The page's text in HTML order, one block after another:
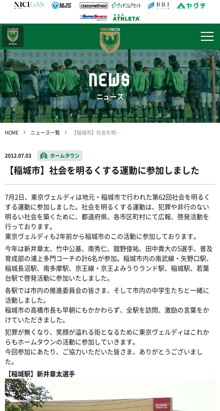
NEWS
ニュース
HOME ニュース一覧 【稲城市】社会を明るくする運動に参加しました
2012.07.03 ホームタウン
【稲城市】社会を明るくする運動に参加しました
7月2日、東京ヴェルディは地元・稲城市で行われた第62回社会を明るく
する運動に参加しました。社会を明るくする運動は、犯罪や非行のない
明るい社会を築くために、都道府県、各市区町村にて広報、啓発活動を
行っております。
東京ヴェルディも2年前から稲城市のこの活動に参加しております。
今年は新井章太、竹中公基、南秀仁、舘野俊祐、田中貴大の5選手、普及
育成部の浦上多門コーチの計6名が参加。稲城市内の南武線・矢野口駅、
稲城長沼駅、南多摩駅、京王線・京王よみうりランド駅、稲城駅、若葉
台駅で啓発活動に参加いたしました。
各駅では市内の推進委員会の皆さま、そして市内の中学生たちと一緒に
活動しました。
稲城市の高橋市長も早朝にもかかわらず、全駅を訪問、激励の言葉をか
けていただきました。
犯罪が無くなり、笑顔が溢れる街となるために東京ヴェルディはこれか
らもホームタウンの活動に参加していきます。
今回参加にあたり、ご協力いただいた皆さま、ありがとうございまし
た。
【稲城駅】新井章太選手